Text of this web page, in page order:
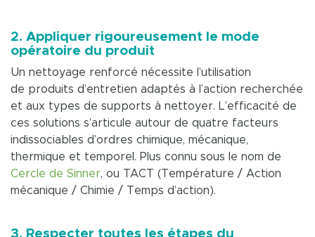
2. Appliquer rigoureusement le mode
opératoire du produit
Un nettoyage renforcé nécessite l’utilisation
de produits d’entretien adaptés à l’action recherchée
et aux types de supports à nettoyer. L’efficacité de
ces solutions s’articule autour de quatre facteurs
indissociables d’ordres chimique, mécanique,
thermique et temporel. Plus connu sous le nom de
Cercle de Sinner, ou TACT (Température / Action
mécanique / Chimie / Temps d’action).
3. Respecter toutes les étapes du